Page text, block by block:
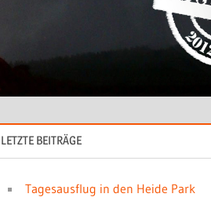
LETZTE BEITRÄGE
Tagesausflug in den Heide Park